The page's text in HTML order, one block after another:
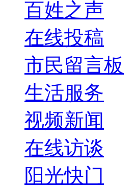
百姓之声
在线投稿
市民留言板
生活服务
视频新闻
在线访谈
阳光快门